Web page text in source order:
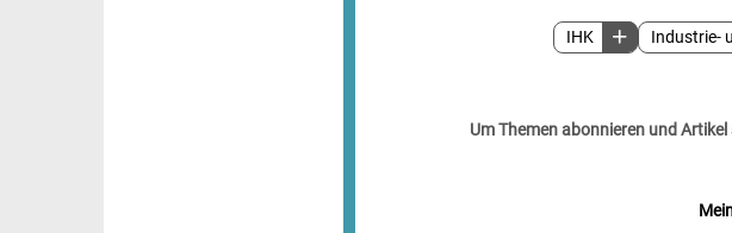
IHK Industrie-
Um Themen abonnieren und